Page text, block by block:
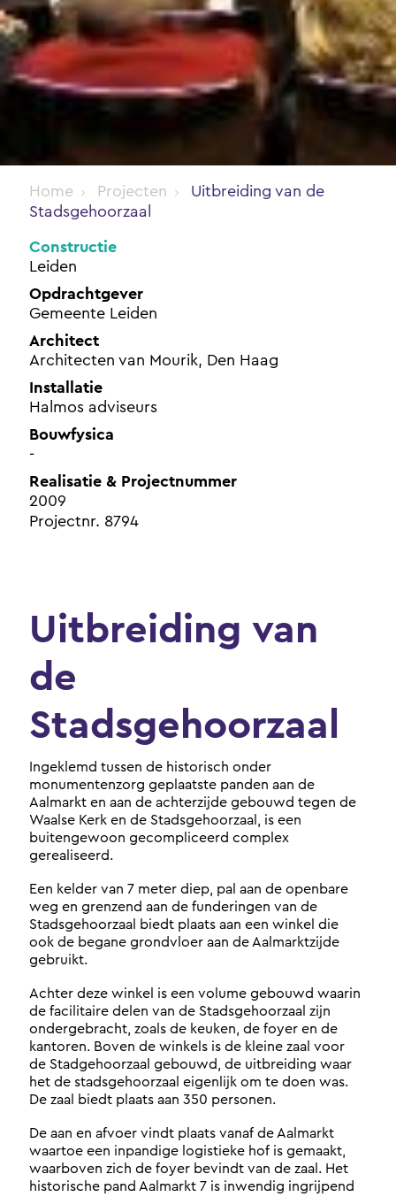
Home Projecten
Uitbreiding van de
Stadsgehoorzaal
Constructie
Leiden
Opdrachtgever
Gemeente Leiden
Architect
Architecten van Mourik, Den Haag
Installatie
Halmos adviseurs
Bouwfysica
-
Realisatie & Projectnummer
2009
Projectnr. 8794
Uitbreiding van
de
Stadsgehoorzaal
Ingeklemd tussen de historisch onder
monumentenzorg geplaatste panden aan de
Aalmarkt en aan de achterzijde gebouwd tegen de
Waalse Kerk en de Stadsgehoorzaal, is een
buitengewoon gecompliceerd complex
gerealiseerd.
Een kelder van 7 meter diep, pal aan de openbare
weg en grenzend aan de funderingen van de
Stadsgehoorzaal biedt plaats aan een winkel die
ook de begane grondvloer aan de Aalmarktzijde
gebruikt.
Achter deze winkel is een volume gebouwd waarin
de facilitaire delen van de Stadsgehoorzaal zijn
ondergebracht, zoals de keuken, de foyer en de
kantoren. Boven de winkels is de kleine zaal voor
de Stadgehoorzaal gebouwd, de uitbreiding waar
het de stadsgehoorzaal eigenlijk om te doen was.
De zaal biedt plaats aan 350 personen.
De aan en afvoer vindt plaats vanaf de Aalmarkt
waartoe een inpandige logistieke hof is gemaakt,
waarboven zich de foyer bevindt van de zaal. Het
historische pand Aalmarkt 7 is inwendig ingrijpend